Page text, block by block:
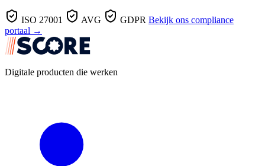
ISO 27001 AVG GDPR Bekijk ons compliance
portaal →
Digitale producten die werken